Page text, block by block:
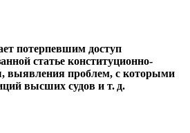
потерпевшим доступ
статье конституционно-
выявления проблем, с которыми
высших судов и т. д.